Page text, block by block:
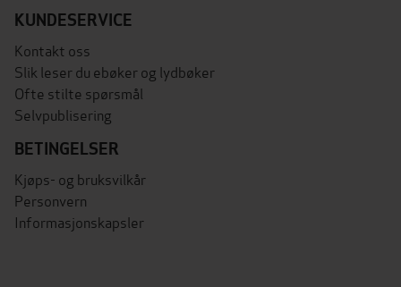
KUNDESERVICE
Kontakt oss
Slik leser du ebøker og lydbøker
Ofte stilte spørsmål
Selvpublisering
BETINGELSER
Kjøps- og bruksvilkår
Personvern
Informasjonskapsler